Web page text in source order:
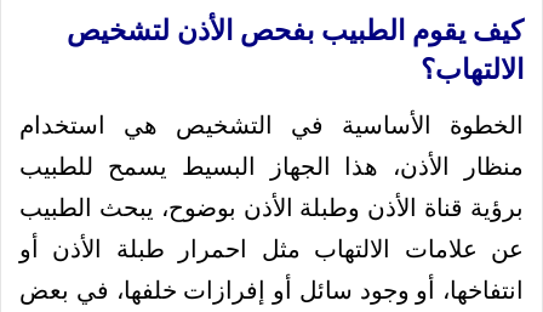
كيف يقوم الطبيب بفحص الأذن لتشخيص
الالتهاب؟
الخطوة الأساسية في التشخيص هي استخدام
منظار الأذن، هذا الجهاز البسيط يسمح للطبيب
برؤية قناة الأذن وطبلة الأذن بوضوح، يبحث الطبيب
عن علامات الالتهاب مثل احمرار طبلة الأذن أو
انتفاخها، أو وجود سائل أو إفرازات خلفها، في بعض